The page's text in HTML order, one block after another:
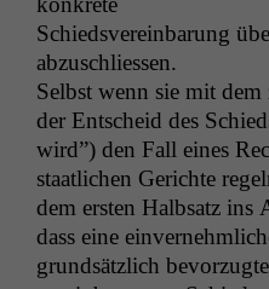
Schiedsvere­in­barung
abzuschliessen.
Selb­st wenn sie mit
der Entscheid des
wird”) den Fall eines
staatlichen Gerichte
dem ersten Halb­satz ins
dass eine
grund­sät­zlich